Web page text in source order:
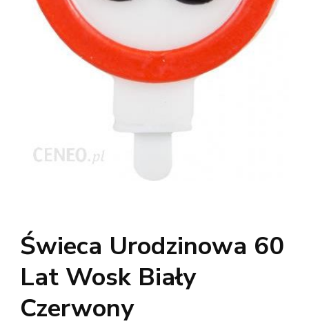
Świeca Urodzinowa 60
Lat Wosk Biały
Czerwony